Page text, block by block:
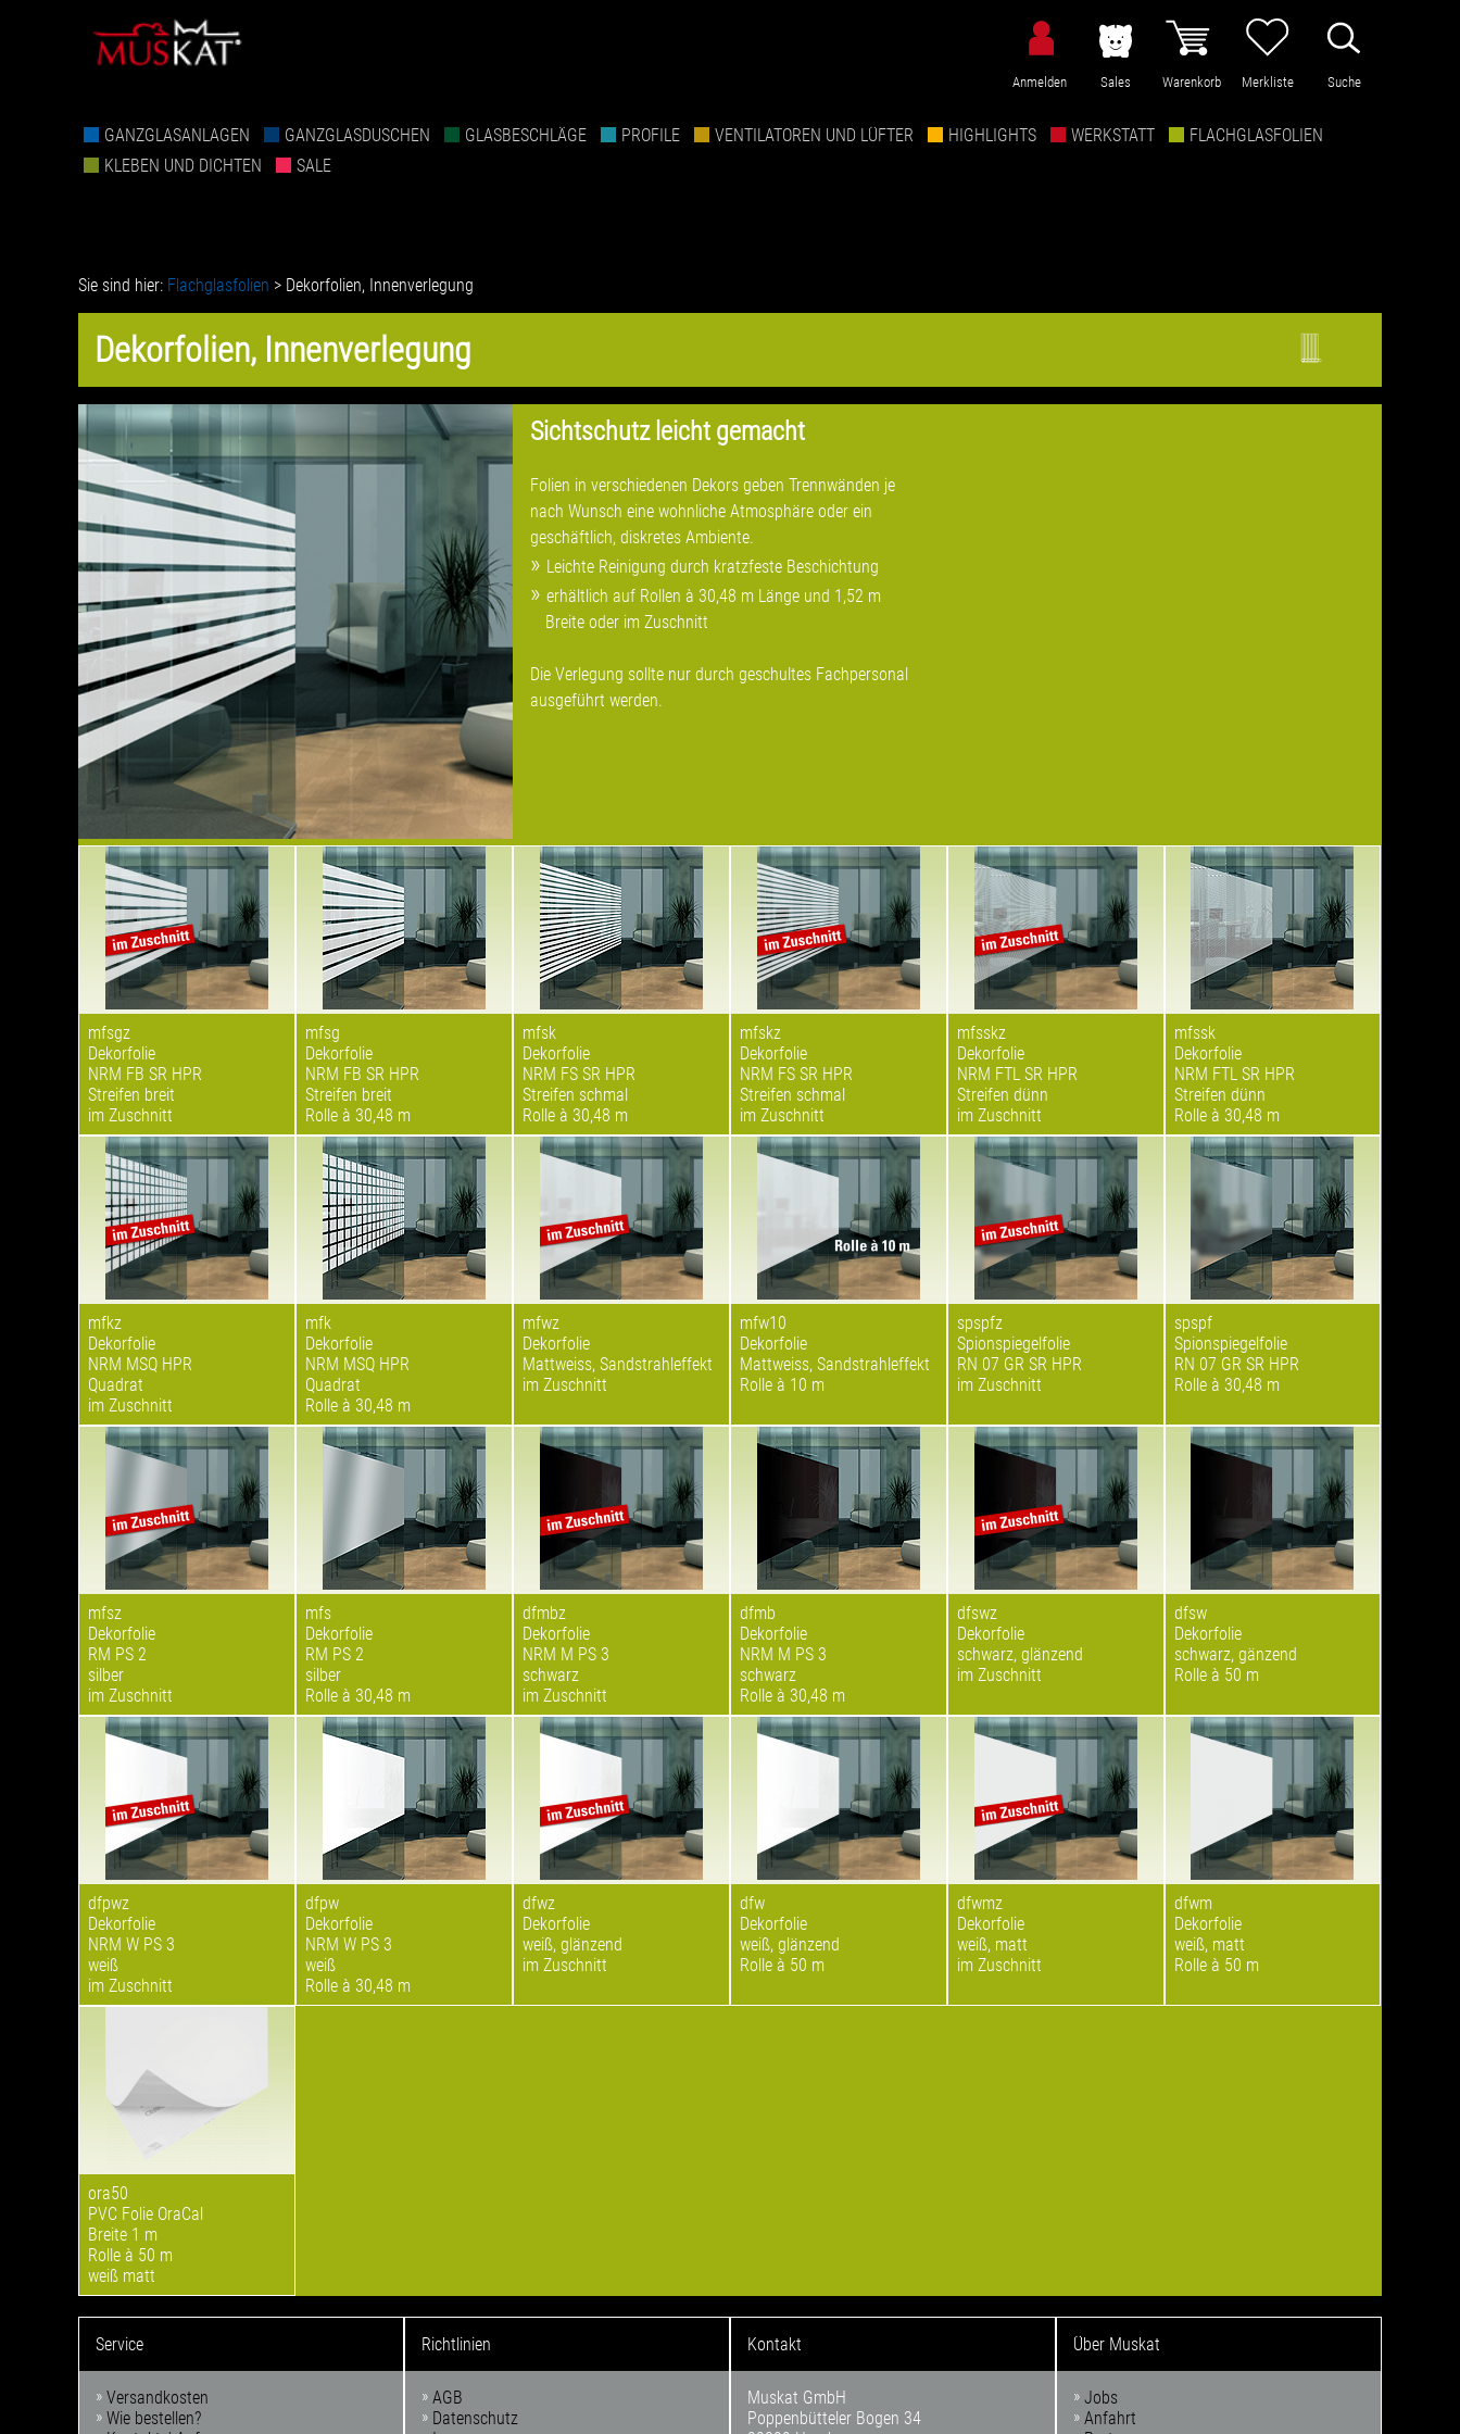
Anmelden Sales Warenkorb Merkliste Suche
GANZGLASANLAGEN GANZGLASDUSCHEN GLASBESCHLÄGE PROFILE VENTILATOREN UND LÜFTER HIGHLIGHTS WERKSTATT
FLACHGLASFOLIEN
KLEBEN UND DICHTEN
SALE
Sie sind hier: Flachglasfolien > Dekorfolien, Innenverlegung
Dekorfolien, Innenverlegung
Sichtschutz leicht gemacht
Folien in verschiedenen Dekors geben Trennwänden je
nach Wunsch eine wohnliche Atmosphäre oder ein
geschäftlich, diskretes Ambiente.
Leichte Reinigung durch kratzfeste Beschichtung
erhältlich auf Rollen à 30,48 m Länge und 1,52 m
Breite oder im Zuschnitt
Die Verlegung sollte nur durch geschultes Fachpersonal
ausgeführt werden.
mfsgz
Dekorfolie
NRM FB SR HPR
Streifen breit
im Zuschnitt
mfsg
Dekorfolie
NRM FB SR HPR
Streifen breit
Rolle à 30,48 m
mfsk
Dekorfolie
NRM FS SR HPR
Streifen schmal
Rolle à 30,48 m
mfskz
Dekorfolie
NRM FS SR HPR
Streifen schmal
im Zuschnitt
mfsskz
Dekorfolie
NRM FTL SR HPR
Streifen dünn
im Zuschnitt
mfssk
Dekorfolie
NRM FTL SR HPR
Streifen dünn
Rolle à 30,48 m
mfkz
Dekorfolie
NRM MSQ HPR
Quadrat
im Zuschnitt
mfk
Dekorfolie
NRM MSQ HPR
Quadrat
Rolle à 30,48 m
mfwz
Dekorfolie
Mattweiss, Sandstrahleffekt
im Zuschnitt
mfw10
Dekorfolie
Mattweiss, Sandstrahleffekt
Rolle à 10 m
spspfz
Spionspiegelfolie
RN 07 GR SR HPR
im Zuschnitt
spspf
Spionspiegelfolie
RN 07 GR SR HPR
Rolle à 30,48 m
mfsz
Dekorfolie
RM PS 2
silber
im Zuschnitt
mfs
Dekorfolie
RM PS 2
silber
Rolle à 30,48 m
dfmbz
Dekorfolie
NRM M PS 3
schwarz
im Zuschnitt
dfmb
Dekorfolie
NRM M PS 3
schwarz
Rolle à 30,48 m
dfswz
Dekorfolie
schwarz, glänzend
im Zuschnitt
dfsw
Dekorfolie
schwarz, gänzend
Rolle à 50 m
dfpwz
Dekorfolie
NRM W PS 3
weiß
im Zuschnitt
dfpw
Dekorfolie
NRM W PS 3
weiß
Rolle à 30,48 m
dfwz
Dekorfolie
weiß, glänzend
im Zuschnitt
dfw
Dekorfolie
weiß, glänzend
Rolle à 50 m
dfwmz
Dekorfolie
weiß, matt
im Zuschnitt
dfwm
Dekorfolie
weiß, matt
Rolle à 50 m
ora50
PVC Folie OraCal
Breite 1 m
Rolle à 50 m
weiß matt
Service
Versandkosten
Wie bestellen?
Richtlinien
AGB
Datenschutz
Kontakt
Muskat GmbH
Poppenbütteler Bogen 34
Über Muskat
Jobs
Anfahrt